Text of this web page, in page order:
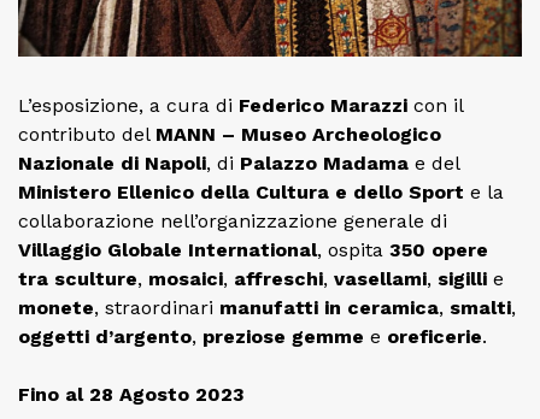
L’esposizione, a cura di Federico Marazzi con il
contributo del MANN – Museo Archeologico
Nazionale di Napoli, di Palazzo Madama e del
Ministero Ellenico della Cultura e dello Sport e la
collaborazione nell’organizzazione generale di
Villaggio Globale International, ospita 350 opere
tra sculture, mosaici, affreschi, vasellami, sigilli e
monete, straordinari manufatti in ceramica, smalti,
oggetti d’argento, preziose gemme e oreficerie.
Fino al 28 Agosto 2023